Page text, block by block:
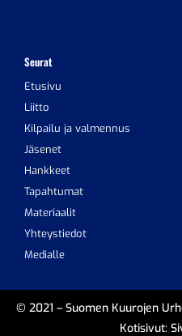
Seurat
Etusivu
Liitto
Kilpailu ja valmennus
Jäsenet
Hankkeet
Tapahtumat
Materiaalit
Yhteystiedot
Medialle
© 2021 – Suomen Kuurojen
Kotisivut: